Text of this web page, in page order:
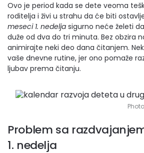
Ovo je period kada se dete veoma
roditelja i živi u strahu da će biti
meseci 1. nedelja sigurno neće želeti
duže od dva do tri minuta. Bez obzira
animirajte neki deo dana čitanjem.
vaše dnevne rutine, jer ono pomaže
ljubav prema čitanju.
Problem sa
1. nedelja